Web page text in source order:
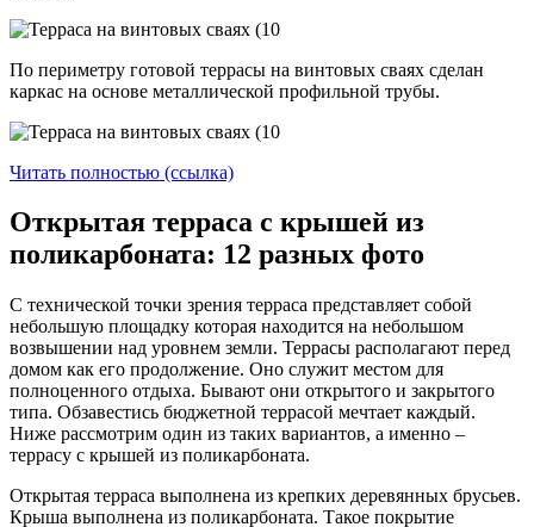
По периметру готовой террасы на винтовых сваях сделан
каркас на основе металлической профильной трубы.
Читать полностью (ссылка)
Открытая терраса с крышей из
поликарбоната: 12 разных фото
С технической точки зрения терраса представляет собой
небольшую площадку которая находится на небольшом
возвышении над уровнем земли. Террасы располагают перед
домом как его продолжение. Оно служит местом для
полноценного отдыха. Бывают они открытого и закрытого
типа. Обзавестись бюджетной террасой мечтает каждый.
Ниже рассмотрим один из таких вариантов, а именно –
террасу с крышей из поликарбоната.
Открытая терраса выполнена из крепких деревянных брусьев.
Крыша выполнена из поликарбоната. Такое покрытие